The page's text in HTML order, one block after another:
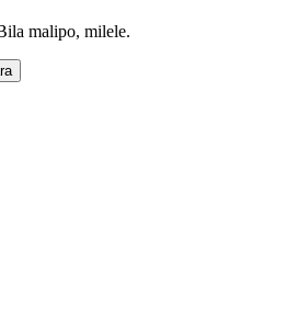
malipo, milele.